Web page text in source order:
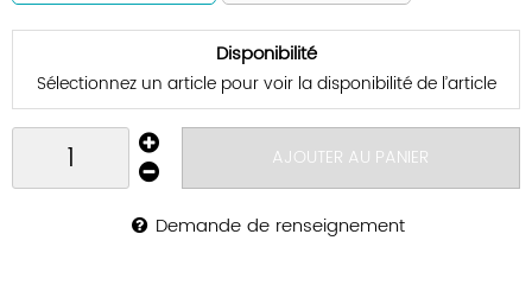
Disponibilité
Sélectionnez un article pour voir la disponibilité de l’article
AJOUTER AU PANIER
Demande de renseignement